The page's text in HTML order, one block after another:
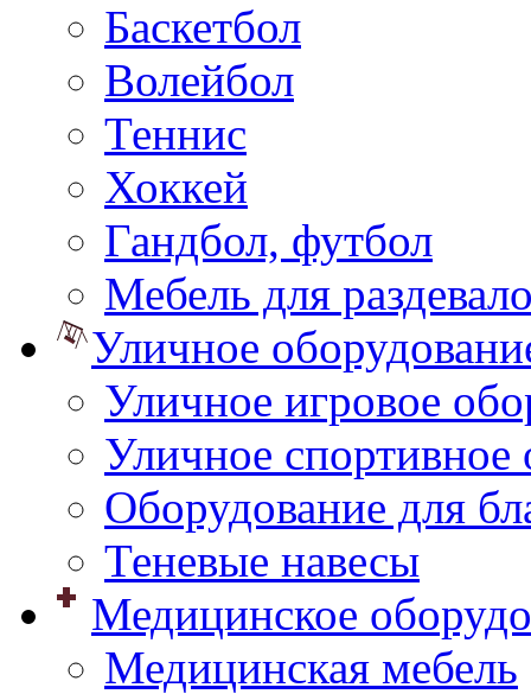
Баскетбол
Волейбол
Теннис
Хоккей
Гандбол, футбол
Мебель для
Уличное
Уличное игровое
Уличное спортивное
Оборудование для
Теневые навесы
Медицинское
Медицинская мебель